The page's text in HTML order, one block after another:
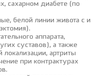
сахарном диабете (по
белой линии живота с и
аппарата,
суставов), а также
локализации, артриты
при контрактурах